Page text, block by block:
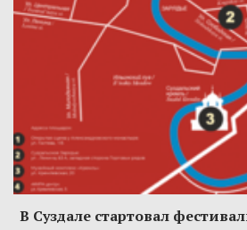
В Суздале стартовал